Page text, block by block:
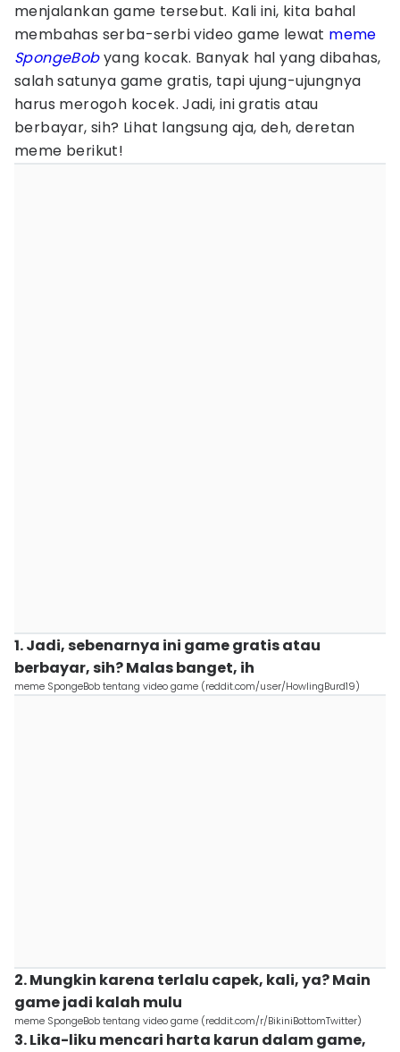
menjalankan game tersebut. Kali ini, kita bahal
membahas serba-serbi video game lewat meme
SpongeBobyang kocak. Banyak hal yang dibahas,
salah satunya game gratis, tapi ujung-ujungnya
harus merogoh kocek. Jadi, ini gratis atau
berbayar, sih? Lihat langsung aja, deh, deretan
meme berikut!
1. Jadi, sebenarnya ini game gratis atau
berbayar, sih? Malas banget, ih
meme SpongeBob tentang video game (reddit.com/user/HowlingBurd19)
2. Mungkin karena terlalu capek, kali, ya? Main
game jadi kalah mulu
meme SpongeBob tentang video game (reddit.com/r/BikiniBottomTwitter)
3. Lika-liku mencari harta karun dalam game,